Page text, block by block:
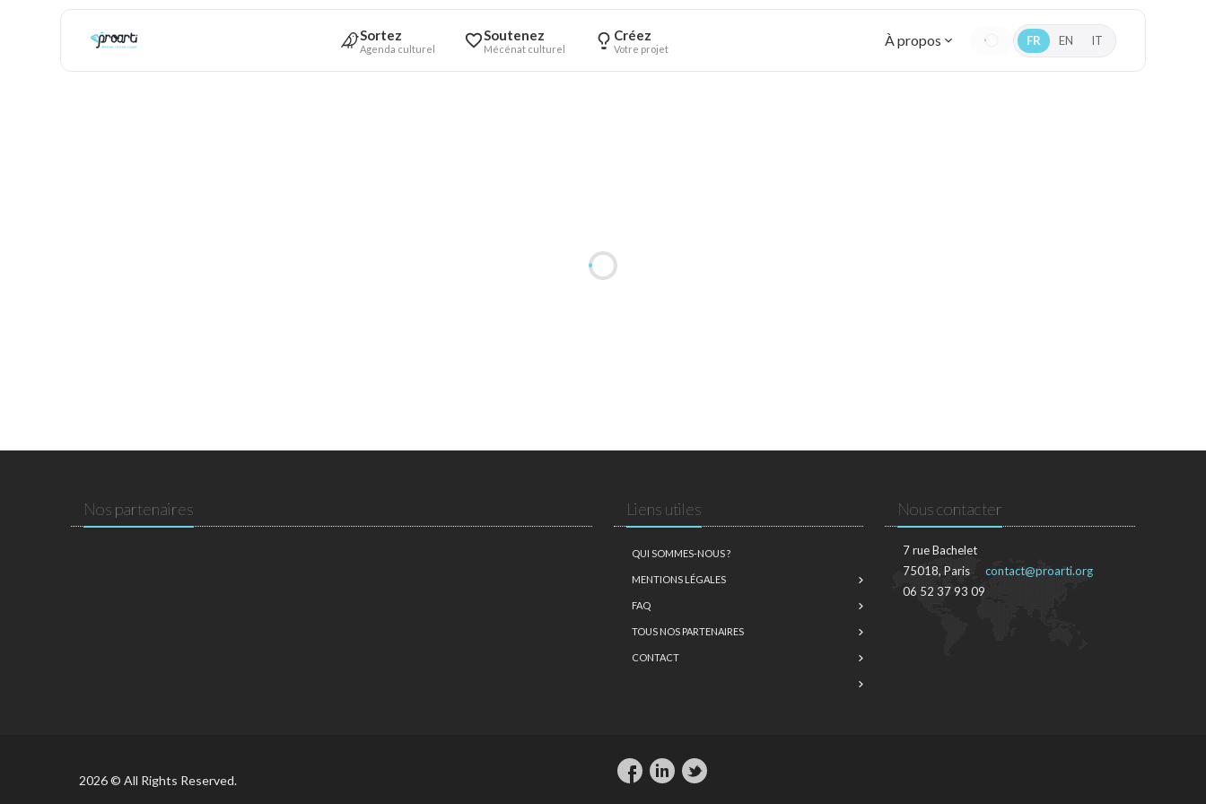
Sortez
Agenda culturel
Soutenez
Mécénat culturel
Créez
Votre projet À propos FR EN IT
Nos partenaires Liens utiles
QUI SOMMES-NOUS ?
MENTIONS LÉGALES
FAQ
TOUS NOS PARTENAIRES
CONTACT
Nous contacter
7 rue Bachelet
75018, Paris
06 52 37 93 09
contact@proarti.org
2026 © All Rights Reserved.